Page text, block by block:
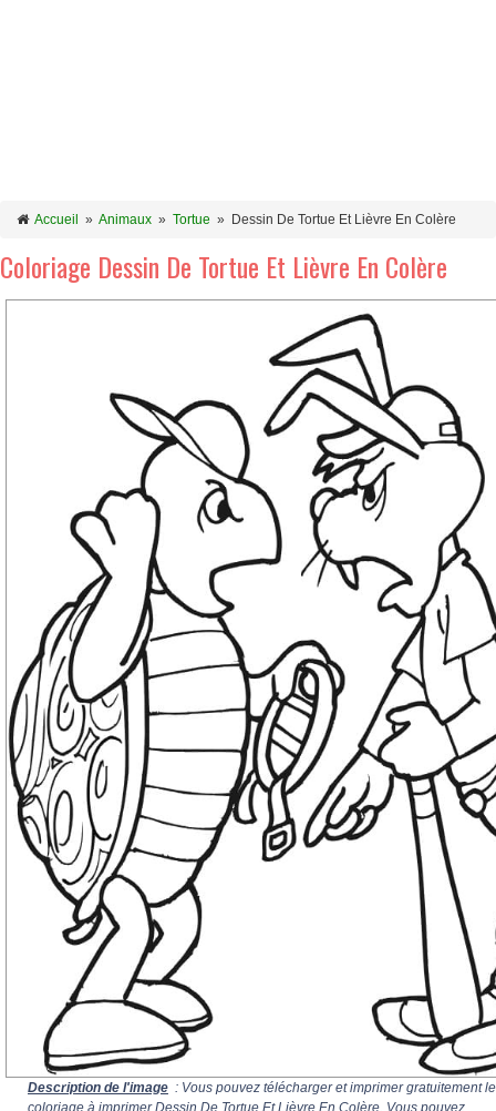
Accueil » Animaux » Tortue » Dessin De Tortue Et Lièvre En Colère
Coloriage Dessin De Tortue Et Lièvre En Colère
Description de l'image : Vous pouvez télécharger et imprimer gratuitement le
coloriage à imprimer Dessin De Tortue Et Lièvre En Colère. Vous pouvez